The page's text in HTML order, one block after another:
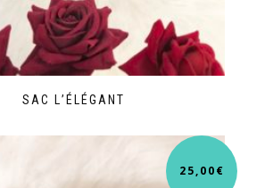
SAC L’ÉLÉGANT
25,00€